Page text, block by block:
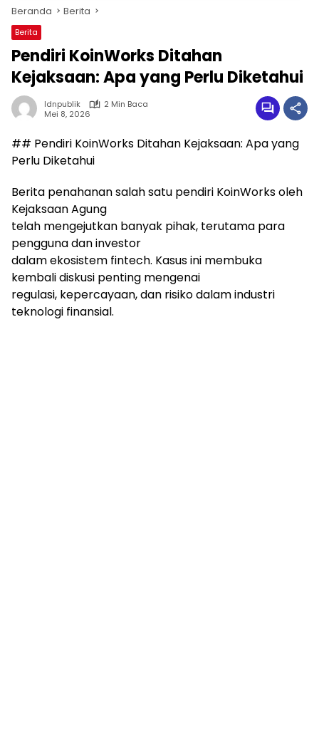
Beranda Berita
Berita
Pendiri KoinWorks Ditahan
Kejaksaan: Apa yang Perlu Diketahui
Idnpublik
2 Min Baca
Mei 8, 2026
## Pendiri KoinWorks Ditahan Kejaksaan: Apa yang
Perlu Diketahui
Berita penahanan salah satu pendiri KoinWorks oleh
Kejaksaan Agung
telah mengejutkan banyak pihak, terutama para
pengguna dan investor
dalam ekosistem fintech. Kasus ini membuka
kembali diskusi penting mengenai
regulasi, kepercayaan, dan risiko dalam industri
teknologi finansial.